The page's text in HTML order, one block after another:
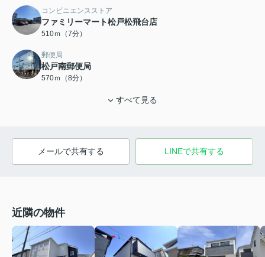
コンビニエンスストア
ファミリーマート松戸松飛台店
510ｍ（7分）
郵便局
松戸南郵便局
570ｍ（8分）
すべて見る
メールで共有する LINEで共有する
近隣の物件